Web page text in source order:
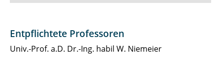
Ahmed Alamouri
Entpflichtete Professoren
Univ.-Prof. a.D. Dr.-Ing. habil W. Niemeier